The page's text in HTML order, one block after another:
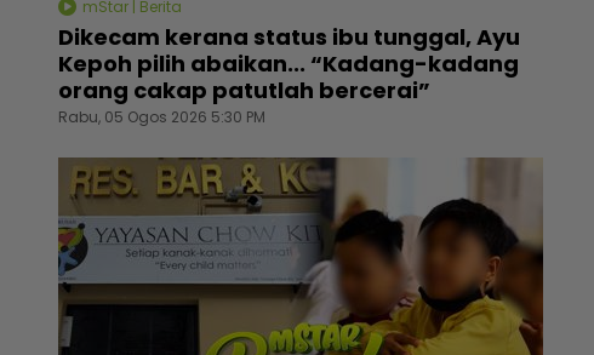
mStar | Berita
Dikecam kerana status ibu tunggal, Ayu
Kepoh pilih abaikan... “Kadang-kadang
orang cakap patutlah bercerai”
Rabu, 05 Ogos 2026 5:30 PM